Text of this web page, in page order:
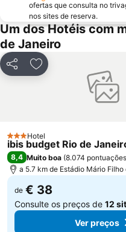
Rio Centro
Urca
Corcovado - Cristo Redentor
Centro Olímpico de Tênis
Praia de Itacoatiara
Praia de Camboinhas
AquaRio
Maracanã Metro Station
ofertas que consulta no
nos sites de reserva.
Um dos Hotéis com
de Janeiro
PartilharAdicionar aos
3 Estrelas
Hotel
ibis budget Rio de
8,4 Muito boa (8.074 pontuações
a 5.7 km de Estádio Mário
de € 38
Consulte os preços de 12
Ver preços